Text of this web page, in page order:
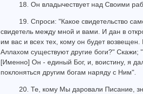
18. Он владычествует над Своими
19. Спроси: "Какое свидетельство
свидетель между мной и вами. И дан в
им вас и всех тех, кому он будет
Аллахом существуют другие боги?"
[Именно] Он - единый Бог, и, воистину, я
поклоняться другим богам наряду с Ним".
20. Те, кому Мы даровали Писание,